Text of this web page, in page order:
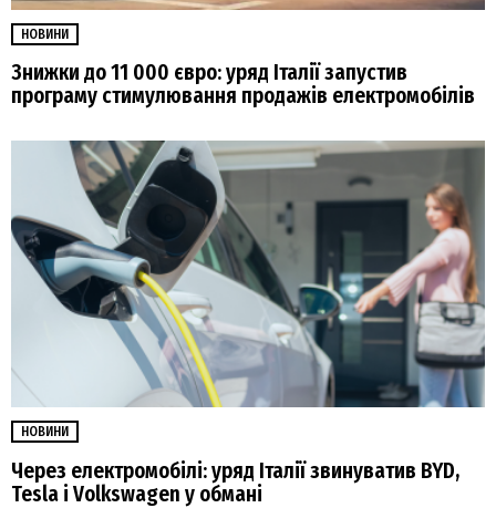
НОВИНИ
Знижки до 11 000 євро: уряд Італії запустив
програму стимулювання продажів електромобілів
НОВИНИ
Через електромобілі: уряд Італії звинуватив BYD,
Tesla і Volkswagen у обмані